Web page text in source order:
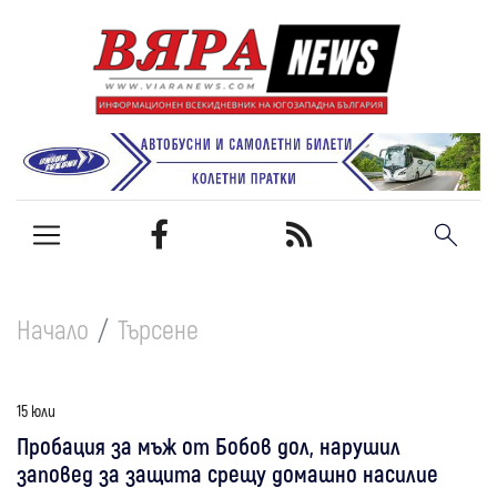
Начало Търсене
15 юли
Пробация за мъж от Бобов дол, нарушил
заповед за защита срещу домашно насилие